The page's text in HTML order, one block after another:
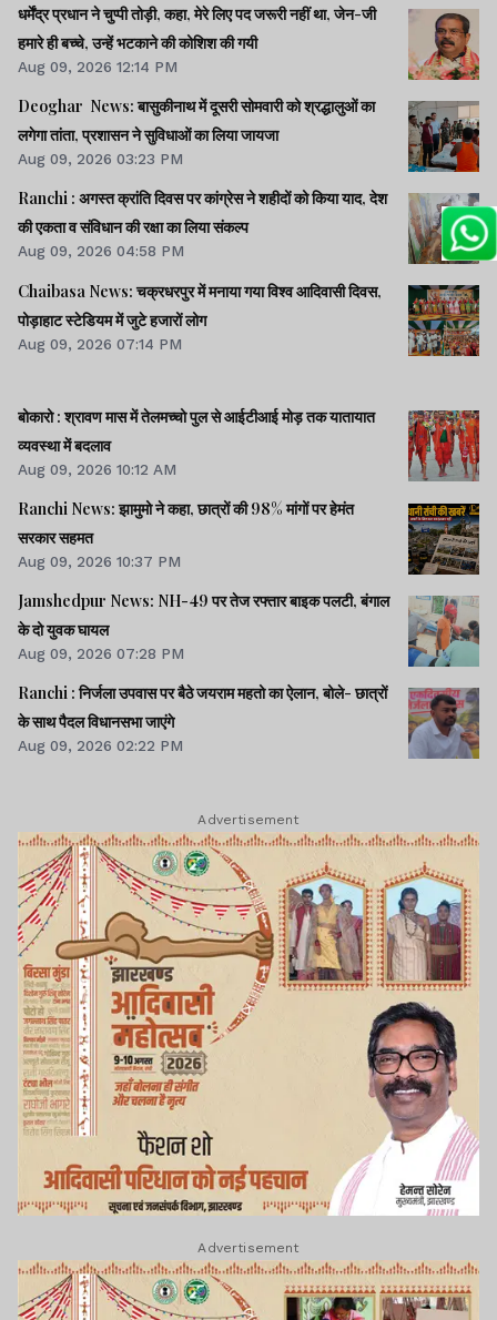
धर्मेंद्र प्रधान ने चुप्पी तोड़ी, कहा, मेरे लिए पद जरूरी नहीं था, जेन-जी
हमारे ही बच्चे, उन्हें भटकाने की कोशिश की गयी
Aug 09, 2026 12:14 PM
Deoghar News: बासुकीनाथ में दूसरी सोमवारी को श्रद्धालुओं का
लगेगा तांता, प्रशासन ने सुविधाओं का लिया जायजा
Aug 09, 2026 03:23 PM
Ranchi : अगस्त क्रांति दिवस पर कांग्रेस ने शहीदों को किया याद, देश
की एकता व संविधान की रक्षा का लिया संकल्प
Aug 09, 2026 04:58 PM
Chaibasa News: चक्रधरपुर में मनाया गया विश्व आदिवासी दिवस,
पोड़ाहाट स्टेडियम में जुटे हजारों लोग
Aug 09, 2026 07:14 PM
बोकारो : श्रावण मास में तेलमच्चो पुल से आईटीआई मोड़ तक यातायात
व्यवस्था में बदलाव
Aug 09, 2026 10:12 AM
Ranchi News: झामुमो ने कहा, छात्रों की 98% मांगों पर हेमंत
सरकार सहमत
Aug 09, 2026 10:37 PM
Jamshedpur News: NH-49 पर तेज रफ्तार बाइक पलटी, बंगाल
के दो युवक घायल
Aug 09, 2026 07:28 PM
Ranchi : निर्जला उपवास पर बैठे जयराम महतो का ऐलान, बोले- छात्रों
के साथ पैदल विधानसभा जाएंगे
Aug 09, 2026 02:22 PM
Advertisement
Advertisement